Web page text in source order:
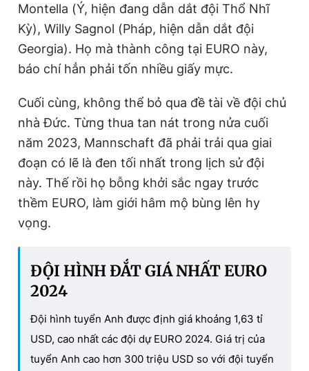
Montella (Ý, hiện đang dẫn dắt đội Thổ Nhĩ
Kỳ), Willy Sagnol (Pháp, hiện dẫn dắt đội
Georgia). Họ mà thành công tại EURO này,
báo chí hẳn phải tốn nhiều giấy mực.
Cuối cùng, không thể bỏ qua đề tài về đội chủ
nhà Đức. Từng thua tan nát trong nửa cuối
năm 2023, Mannschaft đã phải trải qua giai
đoạn có lẽ là đen tối nhất trong lịch sử đội
này. Thế rồi họ bỗng khởi sắc ngay trước
thềm EURO, làm giới hâm mộ bùng lên hy
vọng.
ĐỘI HÌNH ĐẮT GIÁ NHẤT EURO
2024
Đội hình tuyển Anh được định giá khoảng 1,63 tỉ
USD, cao nhất các đội dự EURO 2024. Giá trị của
tuyển Anh cao hơn 300 triệu USD so với đội tuyển